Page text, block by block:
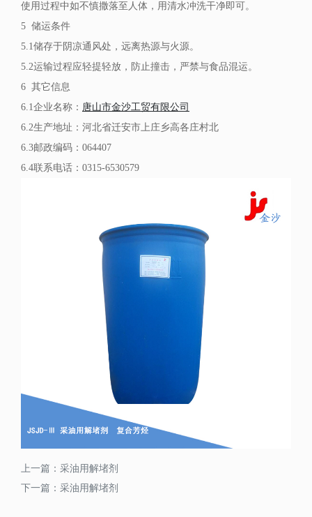
使用过程中如不慎撒落至人体，用清水冲洗干净即可。
5 储运条件
5.1储存于阴凉通风处，远离热源与火源。
5.2运输过程应轻提轻放，防止撞击，严禁与食品混运。
6 其它信息
6.1企业名称： 唐山市金沙工贸有限公司
6.2生产地址：河北省迁安市上庄乡高各庄村北
6.3邮政编码：064407
6.4联系电话：0315-6530579
上一篇： 采油用解堵剂
下一篇： 采油用解堵剂